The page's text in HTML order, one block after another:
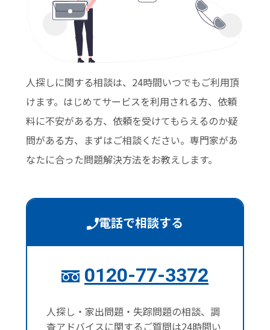
人探しに関する相談は、24時間いつでもご利用頂
けます。はじめてサービスを利用される方、依頼
料に不安がある方、依頼を受けてもらえるのか疑
問がある方、まずはご相談ください。専門家があ
なたに合った問題解決方法をお教えします。
電話で相談する
0120-77-3372
人探し・家出問題・失踪問題の相談、調
査アドバイスに関するご質問は24時間い